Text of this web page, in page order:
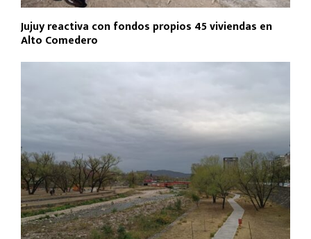
Jujuy reactiva con fondos propios 45 viviendas en
Alto Comedero